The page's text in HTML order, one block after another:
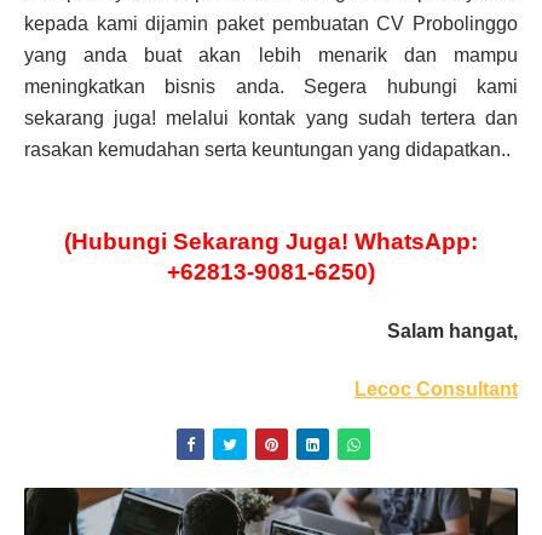
kepada kami dijamin paket pembuatan CV Probolinggo
yang anda buat akan lebih menarik dan mampu
meningkatkan bisnis anda. Segera hubungi kami
sekarang juga! melalui kontak yang sudah tertera dan
rasakan kemudahan serta keuntungan yang didapatkan..
(Hubungi Sekarang Juga! WhatsApp:
+62813-9081-6250)
Salam hangat,
Lecoc Consultant